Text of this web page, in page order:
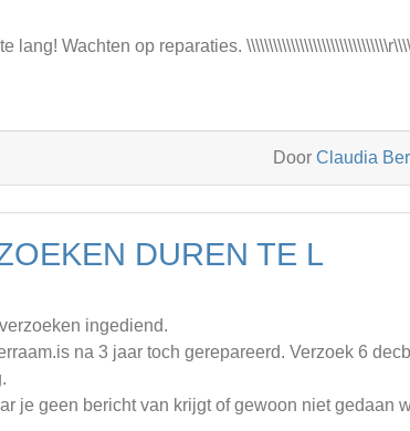
lang! Wachten op reparaties.
Door Claudia
DUREN TE L
ingediend.
na 3 jaar toch gerepareerd. Verzoek 6
je geen bericht van krijgt of gewoon niet gedaan